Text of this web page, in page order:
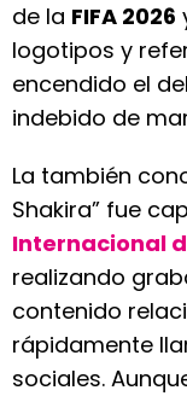
de la FIFA 2026
logotipos y
encendido el
indebido de
La también
Shakira” fue
Internacional
realizando
contenido
rápidamente
sociales.